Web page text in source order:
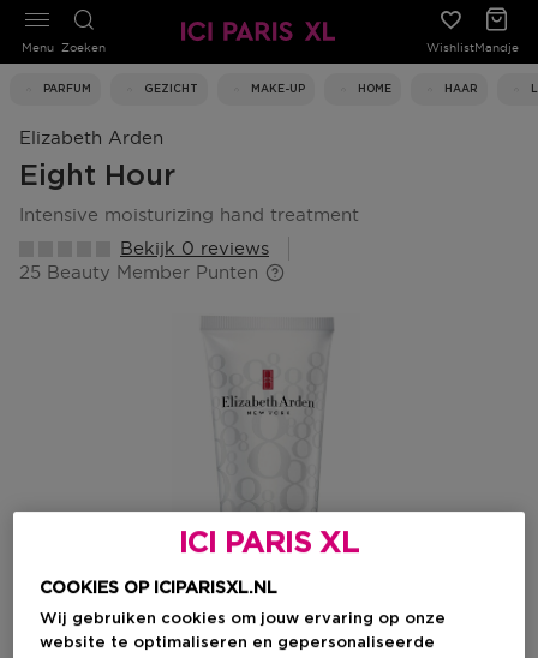
Zoeken WishlistMandje
PARFUM GEZICHT MAKE-UP HOME HAAR
Menu
Elizabeth Arden
Eight Hour
intensive moisturizing hand treatment
Bekijk 0 reviews
25 Beauty Member Punten
ICI PARIS XL
COOKIES OP ICIPARISXL.NL
Wij gebruiken cookies om jouw ervaring op onze
website te optimaliseren en gepersonaliseerde